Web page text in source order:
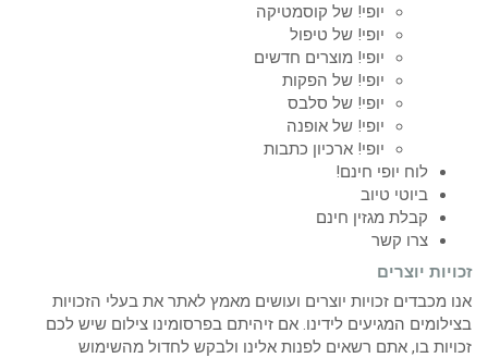
יופי! של קוסמטיקה
יופי! של טיפול
יופי! מוצרים חדשים
יופי! של הפקות
יופי! של סלבס
יופי! של אופנה
יופי! ארכיון כתבות
לוח יופי חינם!
ביוטי טיוב
קבלת מגזין חינם
צרו קשר
זכויות יוצרים
אנו מכבדים זכויות יוצרים ועושים מאמץ לאתר את בעלי הזכויות
בצילומים המגיעים לידינו. אם זיהיתם בפרסומינו צילום שיש לכם
זכויות בו, אתם רשאים לפנות אלינו ולבקש לחדול מהשימוש